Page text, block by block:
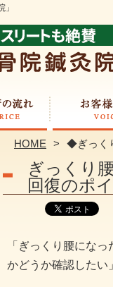
HOME ◆ぎっく
ぎっくり
回復のポ
「ぎっくり腰にな
かどうか確認したい